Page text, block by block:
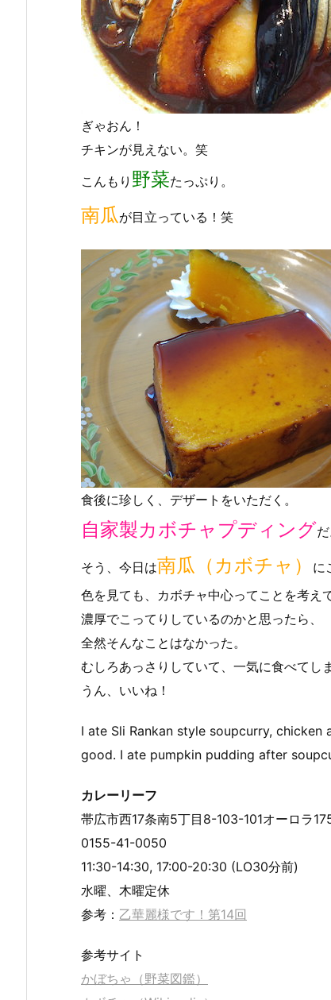
ぎゃおん！
チキンが見えない。笑
こんもり 野菜たっぷり。
南瓜が目立っている！笑
食後に珍しく、デザートをいただく。
自家製カボチャプディングだ
そう、今日は南瓜（カボチャ）
に
色を見ても、カボチャ中心ってことを考えて
濃厚でこってりしているのかと思ったら、
全然そんなことはなかった。
むしろあっさりしていて、一気に食べてし
うん、いいね！
I ate Sli Rankan style soupcurry,
good. I ate pumpkin pudding after
カレーリーフ
帯広市西17条南5丁目8-103-101オーロラ
0155-41-0050
11:30-14:30, 17:00-20:30 (LO30分前)
水曜、木曜定休
参考： 乙華麗様です！第14回
参考サイト
かぼちゃ（野菜図鑑）